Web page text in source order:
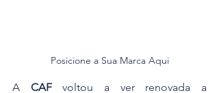
Posicione a Sua Marca Aqui
A CAF voltou a ver renovada a